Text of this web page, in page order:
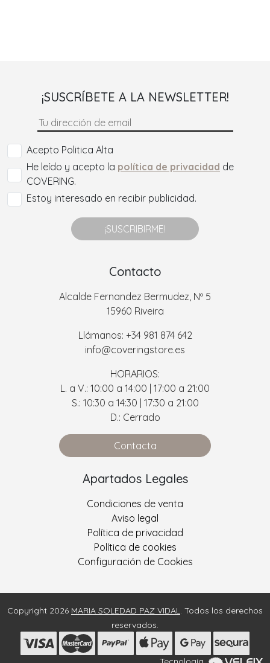
¡SUSCRÍBETE A LA NEWSLETTER!
Acepto Politica Alta
He leído y acepto la política de privacidad de
COVERING.
Estoy interesado en recibir publicidad.
¡SUSCRIBIRME!
Contacto
Alcalde Fernandez Bermudez, Nº 5
15960 Riveira
Llámanos: +34 981 874 642
info@coveringstore.es
HORARIOS:
L. a V.: 10:00 a 14:00 | 17:00 a 21:00
S.: 10:30 a 14:30 | 17:30 a 21:00
D.: Cerrado
Contacta
Apartados Legales
Condiciones de venta
Aviso legal
Política de privacidad
Política de cookies
Configuración de Cookies
Copyright 2026 MARIA SOLEDAD PAZ VIDAL. Todos los derechos
reservados.